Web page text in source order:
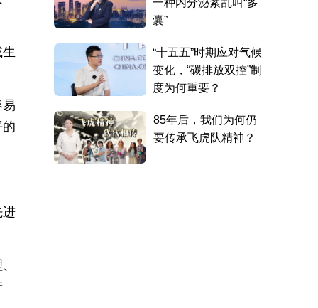
进